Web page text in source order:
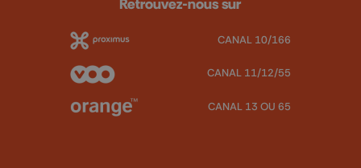
CANAL 10/166
CANAL 11/12/55
CANAL 13 OU 65